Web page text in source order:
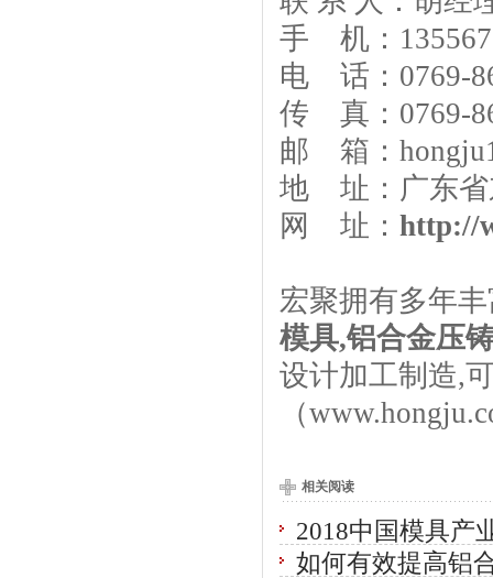
手 机：
电 话：0769-
传 真：0769-
邮 箱：
地 址：广东省
网 址： http://
宏聚拥有多年
模具,铝合金压
设计加工制造,
（
相关阅读
2018中国模具产
如何有效提高铝